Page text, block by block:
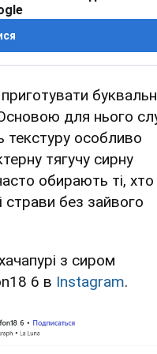
для нього
текстуру особливо
тягучу сирну
обирають ті, хто
без зайвого
з сиром
6 в Instagram.